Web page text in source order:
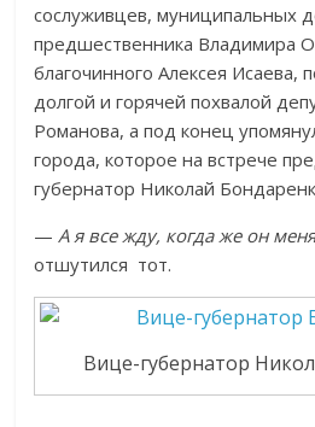
сослуживцев, муниципальных
предшественника Владимира
благочинного Алексея Исаева,
долгой и горячей похвалой
Романова, а под конец
города, которое на встрече
губернатор Николай
— А я все жду, когда же он
отшутился тот.
Вице-губернатор